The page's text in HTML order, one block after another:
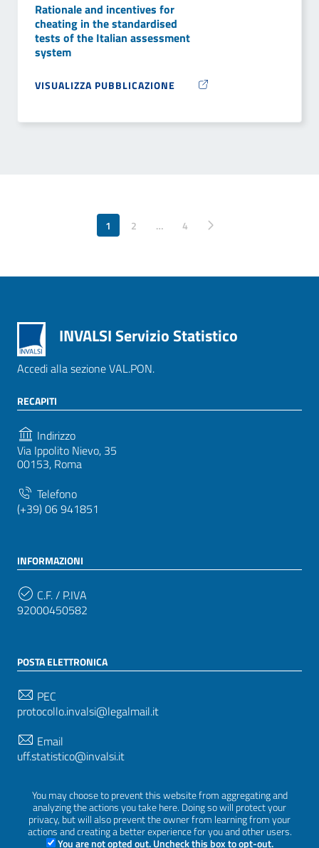
You may choose to prevent this website from aggregating and
analyzing the actions you take here. Doing so will protect your
privacy, but will also prevent the owner from learning from your
actions and creating a better experience for you and other users.
You are not opted out. Uncheck this box to opt-out.
Rationale and incentives for
cheating in the standardised
tests of the Italian assessment
system
VISUALIZZA PUBBLICAZIONE
1 2 … 4
Pagina successiva
INVALSI Servizio Statistico
Accedi alla sezione VAL.PON.
RECAPITI
Indirizzo
Via Ippolito Nievo, 35
00153, Roma
Telefono
(+39) 06 941851
INFORMAZIONI
C.F. / P.IVA
92000450582
POSTA ELETTRONICA
PEC
protocollo.invalsi@legalmail.it
Email
uff.statistico@invalsi.it
restituzione.dati@invalsi.it